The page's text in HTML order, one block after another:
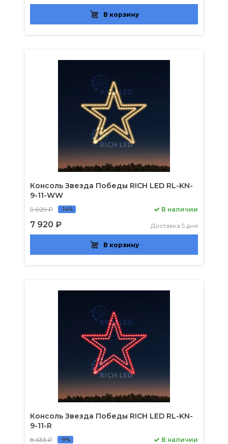
В корзину
Консоль Звезда Победы RICH LED RL-KN-
9-11-WW
9 029 ₽ -14%
7 920 ₽
В наличии
Доставка 5 дня
В корзину
Консоль Звезда Победы RICH LED RL-KN-
9-11-R
8 633 ₽ -9% В наличии